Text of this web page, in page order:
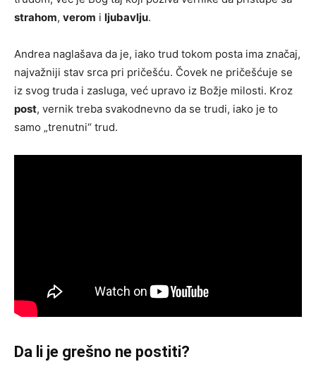
strahom, verom i ljubavlju.
Andrea naglašava da je, iako trud tokom posta ima značaj,
najvažniji stav srca pri pričešću. Čovek ne pričešćuje se
iz svog truda i zasluga, već upravo iz Božje milosti. Kroz
post, vernik treba svakodnevno da se trudi, iako je to
samo „trenutni“ trud.
Da li je grešno ne postiti?